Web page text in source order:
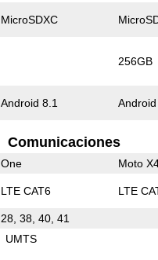
MicroSDXC
256GB
Android 8.1 Android
Comunicaciones
One Moto
LTE CAT6 LTE
28, 38, 40, 41
UMTS